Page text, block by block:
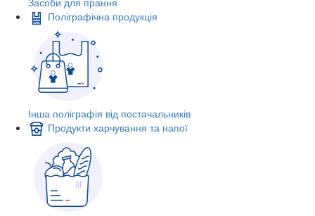
Поліграфічна продукція
Інша поліграфія від постачальників
Продукти харчування та напої